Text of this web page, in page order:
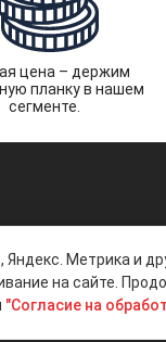
цена – держим
планку в нашем
сегменте.
Метрика и
на сайте.
"Согласие на